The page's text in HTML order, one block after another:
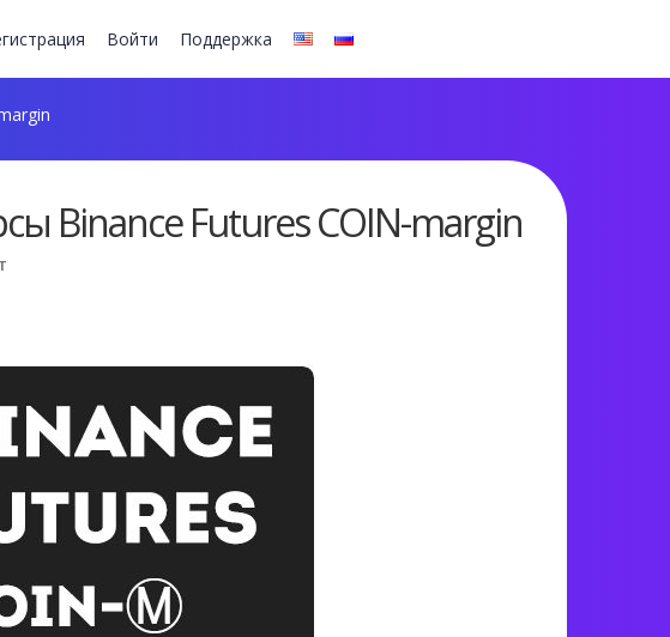
Войти Поддержка
Binance Futures COIN-margin